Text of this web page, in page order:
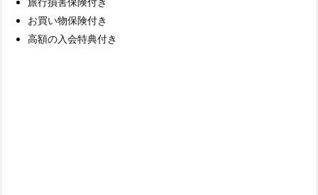
お買い物保険付き
高額の入会特典付き